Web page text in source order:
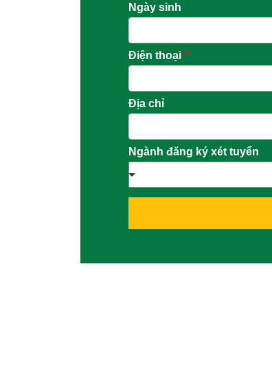
Ngày sinh
Điện thoại *
Địa chỉ
Ngành đăng ký xét tuyển